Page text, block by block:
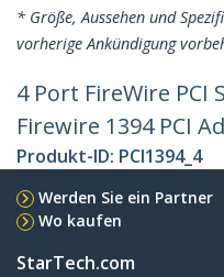
* Größe, Aussehen und
vorherige Ankündigung
4 Port FireWire
Firewire 1394 PCI
Produkt-ID: PCI1394_4
Werden Sie ein Partner
Wo kaufen
StarTech.com